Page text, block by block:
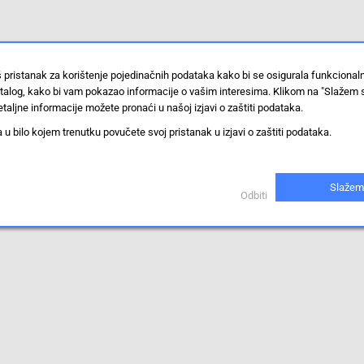
pristanak za korištenje pojedinačnih podataka kako bi se osigurala
kako bi vam pokazao informacije o vašim interesima. Klikom na "Slažem
informacije možete pronaći u našoj izjavi o zaštiti podataka.
u bilo kojem trenutku povučete svoj pristanak u izjavi o zaštiti podataka.
Odbiti